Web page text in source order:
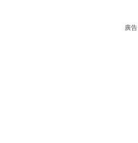
廣告